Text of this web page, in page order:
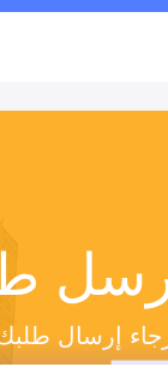
إرسال